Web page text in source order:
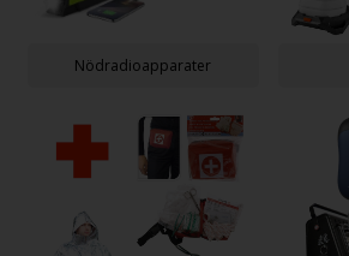
Nödradioapparater